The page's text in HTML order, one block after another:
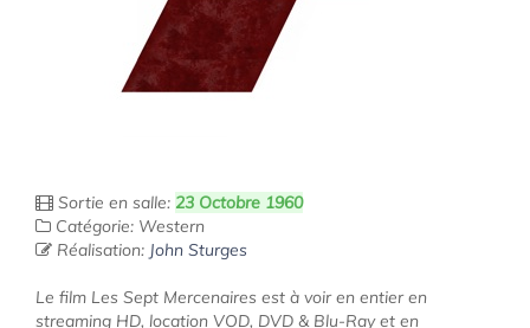
Sortie en salle: 23 Octobre 1960
Catégorie: Western
Réalisation: John Sturges
Le film Les Sept Mercenaires est à voir en entier en
streaming HD, location VOD, DVD & Blu-Ray et en